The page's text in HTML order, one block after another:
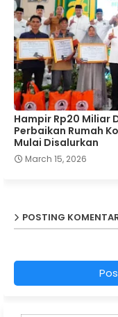
Hampir Rp20 Miliar
Perbaikan Rumah
Mulai Disalurkan
March 15, 2026
POSTING